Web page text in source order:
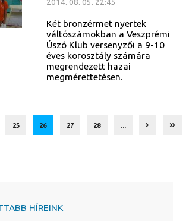
Két bronzérmet nyertek
váltószámokban a Veszprémi
Úszó Klub versenyzői a 9-10
éves korosztály számára
megrendezett hazai
megmérettetésen.
25 26 27 28 ...
HÍREINK